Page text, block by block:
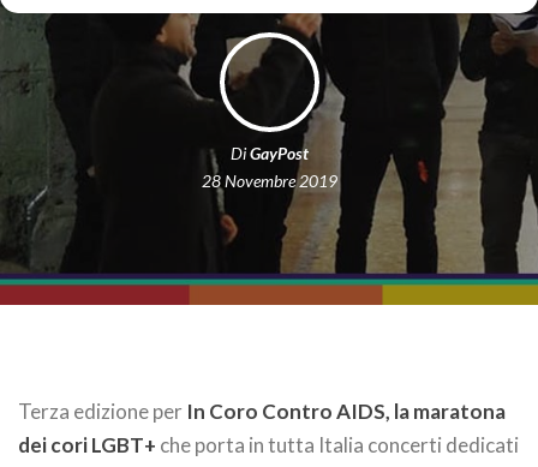
DiGayPost
28 Novembre 2019
Terza edizione per In Coro Contro AIDS, la maratona
dei cori LGBT+ che porta in tutta Italia concerti dedicati